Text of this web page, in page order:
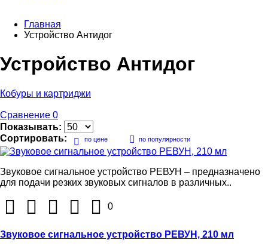
Главная
Устройство Антидог
Устройство Антидог
Кобуры и картриджи
Сравнение 0
Показывать:
Сортировать:
по цене по популярности
Звуковое сигнальное устройство РЕВУН – предназначено
для подачи резких звуковых сигналов в различных..
0
Звуковое сигнальное устройство РЕВУН, 210 мл